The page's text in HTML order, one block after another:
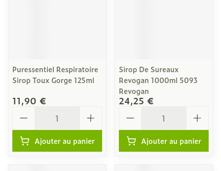
Puressentiel Respiratoire
Sirop Toux Gorge 125ml
11,90 €
Ajouter au panier
Sirop De Sureaux
Revogan 1000ml 5093
Revogan
24,25 €
Ajouter au panier